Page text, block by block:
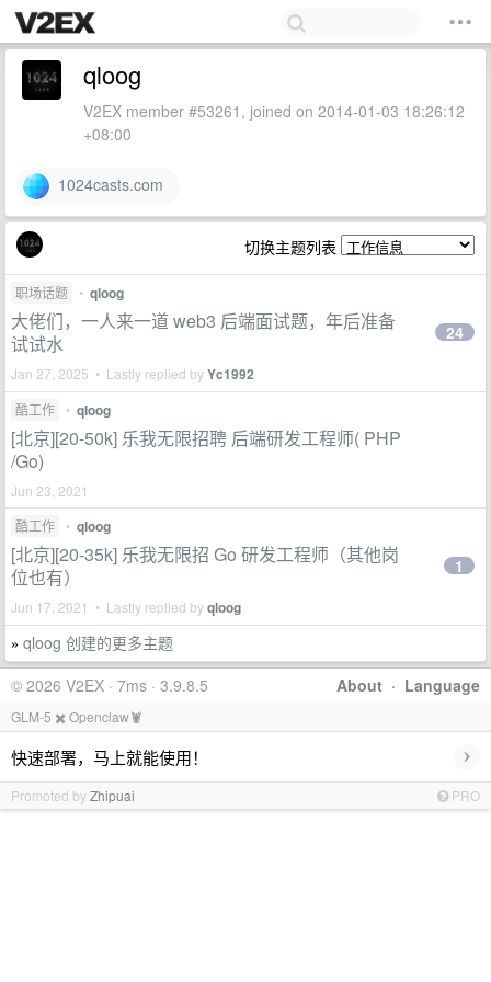
qloog
V2EX member #53261, joined on 2014-01-03 18:26:12
+08:00
1024casts.com
切换主题列表
职场话题 • qloog
大佬们，一人来一道 web3 后端面试题，年后准备
试试水
Jan 27, 2025 • Lastly replied byYc1992
24
酷工作 • qloog
[北京][20-50k] 乐我无限招聘 后端研发工程师( PHP
/Go)
Jun 23, 2021
酷工作
• qloog
[北京][20-35k] 乐我无限招 Go 研发工程师（其他岗
位也有）
Jun 17, 2021 • Lastly replied byqloog
1
» qloog 创建的更多主题
About · Language
© 2026 V2EX · 7ms · 3.9.8.5
GLM-5 ✖️ Openclaw🦞
快速部署，马上就能使用！ ›
Promoted byZhipuai PRO